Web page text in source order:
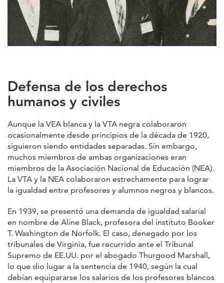
Defensa de los derechos
humanos y civiles
Aunque la VEA blanca y la VTA negra colaboraron
ocasionalmente desde principios de la década de 1920,
siguieron siendo entidades separadas. Sin embargo,
muchos miembros de ambas organizaciones eran
miembros de la Asociación Nacional de Educación (NEA).
La VTA y la NEA colaboraron estrechamente para lograr
la igualdad entre profesores y alumnos negros y blancos.
En 1939, se presentó una demanda de igualdad salarial
en nombre de Aline Black, profesora del instituto Booker
T. Washington de Norfolk. El caso, denegado por los
tribunales de Virginia, fue recurrido ante el Tribunal
Supremo de EE.UU. por el abogado Thurgood Marshall,
lo que dio lugar a la sentencia de 1940, según la cual
debían equipararse los salarios de los profesores blancos